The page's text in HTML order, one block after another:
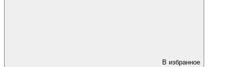
В избранное